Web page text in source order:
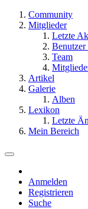
Community
Mitglieder
Letzte
Team
Artikel
Galerie
Alben
Lexikon
Letzte
Mein Bereich
Anmelden
Registrieren
Suche